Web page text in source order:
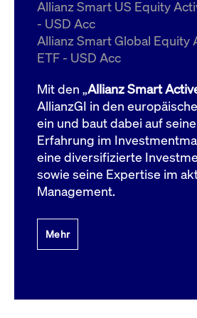
Allianz Smart US Equity
- USD Acc
Allianz Smart Global Equity
ETF - USD Acc
Mit den „Allianz Smart
AllianzGI in den
ein und baut dabei auf
Erfahrung im
eine diversifizierte
sowie seine Expertise im
Management.
Mehr
ApplicationGatewayAffinityCORS
Domain